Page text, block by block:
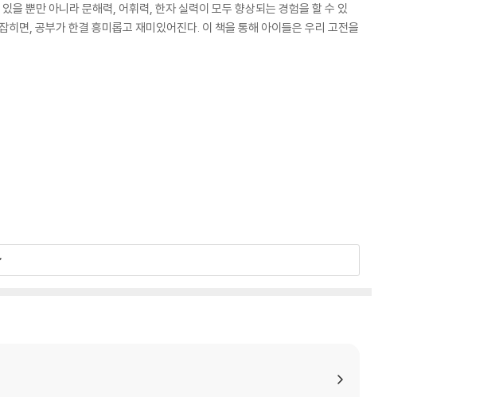
을 뿐만 아니라 문해력, 어휘력, 한자 실력이 모두 향상되는 경험을 할 수 있
면, 공부가 한결 흥미롭고 재미있어진다. 이 책을 통해 아이들은 우리 고전을
이 위즈덤하우스에서 출간되었습니다. ‘고전문학’은 우리 삶의 토대가 되는
은 콘텐츠입니다. 초등 시기에 고전 중의 고전이라 할 수 있는 좋은 작품을 접
뿐만 아니라 중·고등학교 교과서에는 여러 고전문학 작품들이 등장합니다.
. 작품의 줄거리와 등장인물의 특징을 알고 있다면, 지문을 읽으면서도 문맥